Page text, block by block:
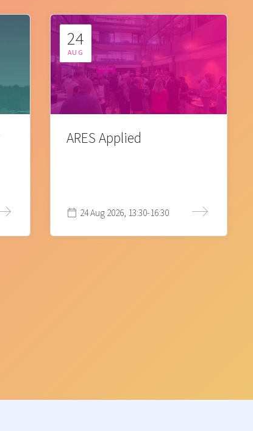
24
AUG
ARES Applied
24 Aug 2026, 13:30-16:30